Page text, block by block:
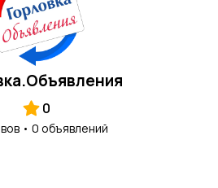
0
• 0 объявлений